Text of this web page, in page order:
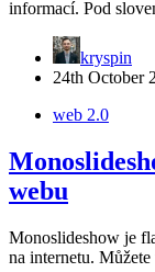
informací. Pod
kryspin
24th October
web 2.0
webu
Monoslideshow je
na internetu.